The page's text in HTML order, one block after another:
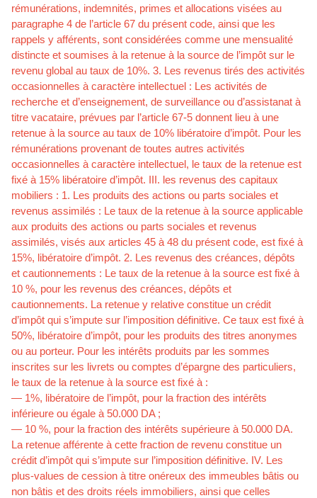
rémunérations, indemnités, primes et allocations visées au
paragraphe 4 de l’article 67 du présent code, ainsi que les
rappels y afférents, sont considérées comme une mensualité
distincte et soumises à la retenue à la source de l’impôt sur le
revenu global au taux de 10%. 3. Les revenus tirés des activités
occasionnelles à caractère intellectuel : Les activités de
recherche et d’enseignement, de surveillance ou d’assistanat à
titre vacataire, prévues par l’article 67-5 donnent lieu à une
retenue à la source au taux de 10% libératoire d’impôt. Pour les
rémunérations provenant de toutes autres activités
occasionnelles à caractère intellectuel, le taux de la retenue est
fixé à 15% libératoire d’impôt. III. les revenus des capitaux
mobiliers : 1. Les produits des actions ou parts sociales et
revenus assimilés : Le taux de la retenue à la source applicable
aux produits des actions ou parts sociales et revenus
assimilés, visés aux articles 45 à 48 du présent code, est fixé à
15%, libératoire d’impôt. 2. Les revenus des créances, dépôts
et cautionnements : Le taux de la retenue à la source est fixé à
10 %, pour les revenus des créances, dépôts et
cautionnements. La retenue y relative constitue un crédit
d’impôt qui s’impute sur l’imposition définitive. Ce taux est fixé à
50%, libératoire d’impôt, pour les produits des titres anonymes
ou au porteur. Pour les intérêts produits par les sommes
inscrites sur les livrets ou comptes d’épargne des particuliers,
le taux de la retenue à la source est fixé à :
— 1%, libératoire de l’impôt, pour la fraction des intérêts
inférieure ou égale à 50.000 DA ;
— 10 %, pour la fraction des intérêts supérieure à 50.000 DA.
La retenue afférente à cette fraction de revenu constitue un
crédit d’impôt qui s’impute sur l’imposition définitive. IV. Les
plus-values de cession à titre onéreux des immeubles bâtis ou
non bâtis et des droits réels immobiliers, ainsi que celles